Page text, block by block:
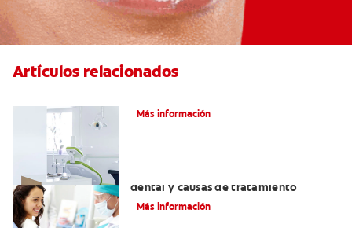
Artículos relacionados
Más información
dental y causas de tratamiento
Más información